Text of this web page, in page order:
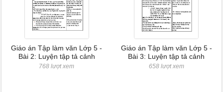
Giáo án Tập làm văn Lớp 5 -
Bài 2: Luyện tập tả cảnh
768 lượt xem
Giáo án Tập làm văn Lớp 5 -
Bài 3: Luyện tập tả cảnh
658 lượt xem